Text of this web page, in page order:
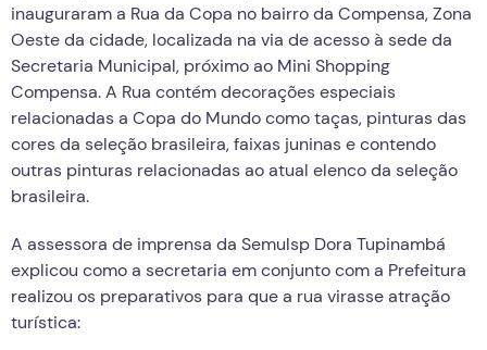
inauguraram a Rua da Copa no bairro da Compensa, Zona
Oeste da cidade, localizada na via de acesso à sede da
Secretaria Municipal, próximo ao Mini Shopping
Compensa. A Rua contém decorações especiais
relacionadas a Copa do Mundo como taças, pinturas das
cores da seleção brasileira, faixas juninas e contendo
outras pinturas relacionadas ao atual elenco da seleção
brasileira.
A assessora de imprensa da Semulsp Dora Tupinambá
explicou como a secretaria em conjunto com a Prefeitura
realizou os preparativos para que a rua virasse atração
turística: